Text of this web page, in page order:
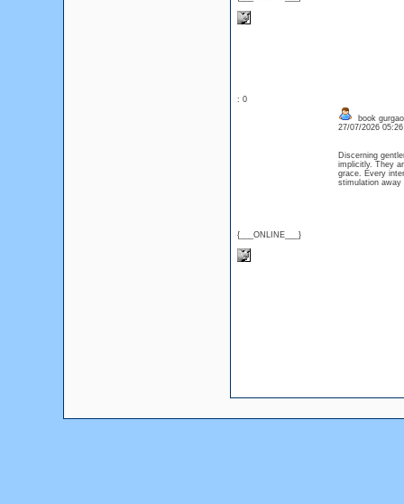
: 0
{___ONLINE___}
book
27/07/2026
Discerning
implicitly. They
grace. Every
stimulation away